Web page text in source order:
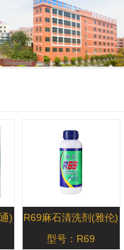
)
R69麻石清洗剂(雅伦)
型号：R69